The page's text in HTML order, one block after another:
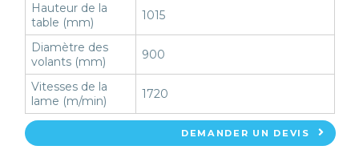
Hauteur de la
table (mm)
1015
Diamètre des
volants (mm)
900
Vitesses de la
lame (m/min)
1720
DEMANDER UN DEVIS